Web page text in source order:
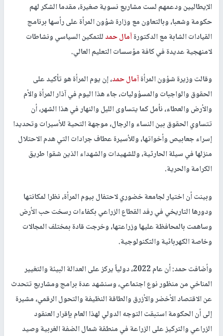
الإيطاليين ودعمهم لست مشاريع نسوية صغيرة، مقدما الشكر لهم
حكومة وشعبا، وبالتعاون مع وزارة شؤون المرأة على رأسها برنامج
القيادات الشابة مع الدكتورةآمال حمدللتمكين السياسي ونشاطات
لامنهجية عديدة في كافة مؤسسات التعليم العالي.
وقالت وزيرة شؤون المرأةآمال حمد، إن يوم المرأة هو تأكيد على
الحقوق والواجبات والمسؤوليات، جاء هذا اليوم في آذار المرأة والأم
والأرض والعطاء، نأمل كما يتساوى الليل والنهار في هذا الشهر، أن
تتساوي الحقوق بين النساء والرجال، موجهة التحية للأسيرات وتحديدا
إسراء جعابيص وأخواتها، وللأسيرة عطاف جرادات التي هدم الاحتلال
منزلها في سيلة الحارثية، وللشهيدات والشهداء الذين شقوا طريق
الكرامة والحرية.
وبينت أن اختيار لجامعة خضوري لاحتفال بيوم المرأة، نظرا لمكانتها
ودورها التاريخي في رفد القطاع الزراعي بكفاءات رسخت حب الأرض
وساهمت بالمحافظة عليها وزراعتها، وخرجت قادة بمختلف المجالات
وخاصة الكهربائية والتكنولوجية.
وأضافت حمد: أن عام 2022، دولياً يركز على العدالة البيئة والتغيير
المناخي من منظور نوع اجتماعي، وسنشهد عدة برامج ومشاريع تتحدث
عن الاقتصاد الأخضر والأزرق والطاقة النظيفة والتحول الرقمي، مشيرة
إلى أن الحكومة استبقت التوجه الدولي لهذا العام بإقرار العنقود
الزراعي والتركيز على الزراعة في منطقة شمال الضفة الغربية وصيد